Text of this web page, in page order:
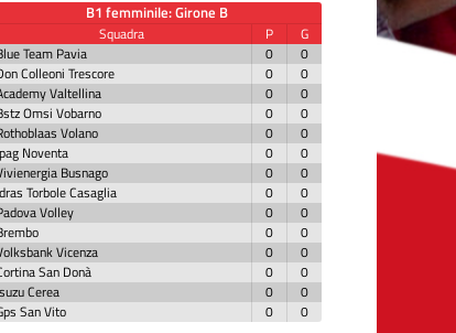
B1 femminile: Girone B
Squadra P
G
Team Pavia
0
0
Colleoni Trescore
0
0
Valtellina
0
0
Omsi Vobarno
0
0
Volano
0
0
Noventa
0
0
Busnago
0
0
Torbole Casaglia
0
0
Volley
0
0
0
0
Vicenza
0
0
San Donà
0
0
Cerea
0
0
San Vito
0 0